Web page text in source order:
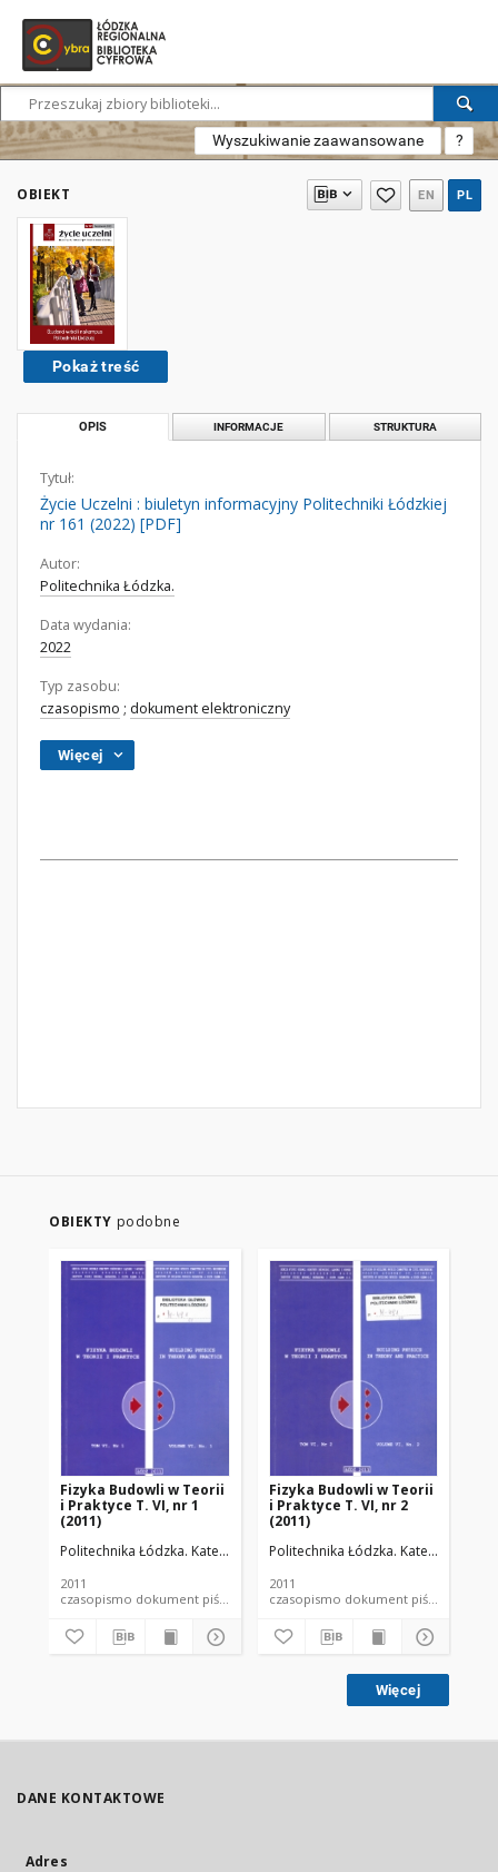
Wyszukiwanie zaawansowane ?
OBIEKT EN PL
Pokaż treść
OPIS INFORMACJE STRUKTURA
Tytuł:
Życie Uczelni : biuletyn informacyjny Politechniki Łódzkiej
nr 161 (2022) [PDF]
Autor:
Politechnika Łódzka.
Data wydania:
2022
Typ zasobu:
czasopismo ; dokument elektroniczny
Więcej
OBIEKTY podobne
Fizyka Budowli w Teorii
i Praktyce T. VI, nr 1
(2011)
Politechnika Łódzka. Katedra Fizyki Budowli i Materiałów
2011
czasopismo dokument piśmienniczy
Fizyka Budowli w Teorii
i Praktyce T. VI, nr 2
(2011)
Politechnika Łódzka. Katedra Fizyki
2011
czasopismo dokument piśmienniczy
Więcej
DANE KONTAKTOWE
Adres